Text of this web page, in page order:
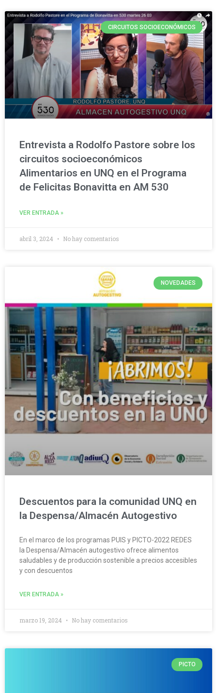
CIRCUITOS SOCIOECONÓMICOS
Entrevista a Rodolfo Pastore sobre los
circuitos socioeconómicos
Alimentarios en UNQ en el Programa
de Felicitas Bonavitta en AM 530
VER ENTRADA »
abril 3, 2024 No hay comentarios
NOVEDADES
Descuentos para la comunidad UNQ en
la Despensa/Almacén Autogestivo
En el marco de los programas PUIS y PICTO-2022 REDES
la Despensa/Almacén autogestivo ofrece alimentos
saludables y de producción sostenible a precios accesibles
y con descuentos
VER ENTRADA »
marzo 19, 2024 No hay comentarios
PICTO